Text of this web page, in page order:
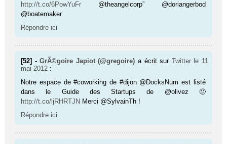
http://t.co/6PowYuFr @theangelcorp” @doriangerbod
@boatemaker
Répondre ici
[52] -GrÃ©goire Japiot (@gregoire) a écrit sur Twitter le 11
mai 2012 :
Notre espace de #coworking de #dijon @DocksNum est listé
dans le Guide des Startups de @olivez 🙂
http://t.co/ljRHRTJN Merci @SylvainTh !
Répondre ici